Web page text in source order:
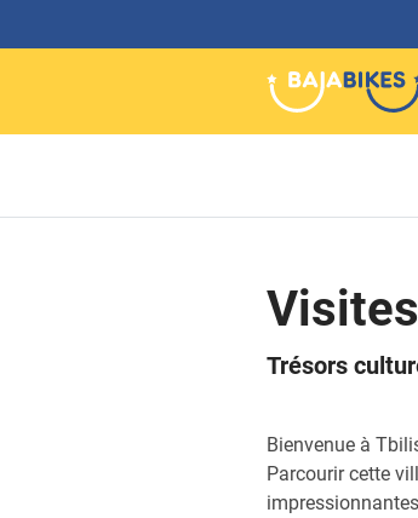
Trésors
Bienvenue à
Parcourir cette